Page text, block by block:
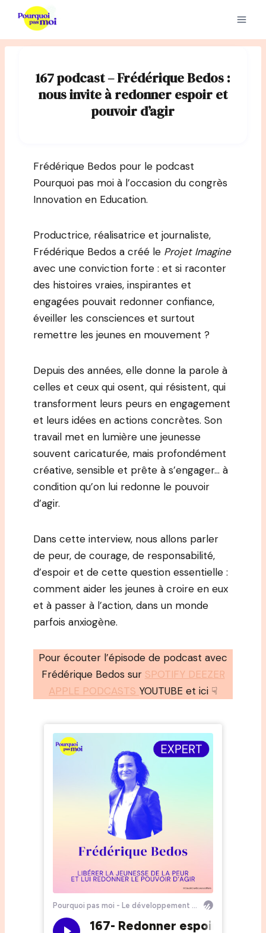
contenu
167 podcast – Frédérique Bedos :
nous invite à redonner espoir et
pouvoir d’agir
Frédérique Bedos pour le podcast
Pourquoi pas moi à l’occasion du congrès
Innovation en Education.
Productrice, réalisatrice et journaliste,
Frédérique Bedos a créé le Projet Imagine
avec une conviction forte : et si raconter
des histoires vraies, inspirantes et
engagées pouvait redonner confiance,
éveiller les consciences et surtout
remettre les jeunes en mouvement ?
Depuis des années, elle donne la parole à
celles et ceux qui osent, qui résistent, qui
transforment leurs peurs en engagement
et leurs idées en actions concrètes. Son
travail met en lumière une jeunesse
souvent caricaturée, mais profondément
créative, sensible et prête à s’engager… à
condition qu’on lui redonne le pouvoir
d’agir.
Dans cette interview, nous allons parler
de peur, de courage, de responsabilité,
d’espoir et de cette question essentielle :
comment aider les jeunes à croire en eux
et à passer à l’action, dans un monde
parfois anxiogène.
Pour écouter l’épisode de podcast avec
Frédérique Bedos sur SPOTIFY DEEZER
APPLE PODCASTS YOUTUBE et ici ☟